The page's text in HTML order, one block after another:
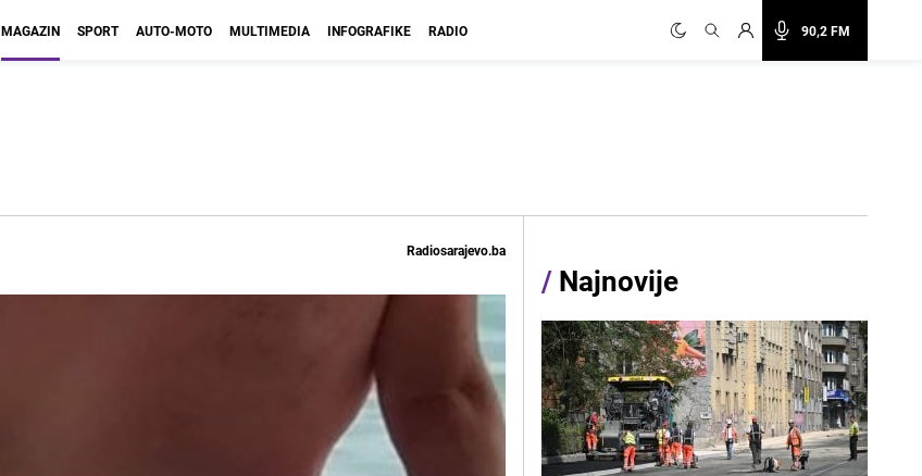
90,2 FM
MAGAZIN SPORT AUTO-MOTO MULTIMEDIA INFOGRAFIKE RADIO
Radiosarajevo.ba
/ Najnovije